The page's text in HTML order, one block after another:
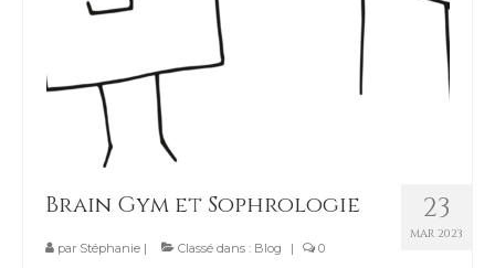
23
MAR 2023
Brain Gym et Sophrologie
par Stéphanie | Classé dans : Blog | 0